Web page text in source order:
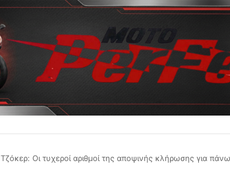
Τζόκερ: Οι τυχεροί αριθμοί της αποψινής κλήρωσης για